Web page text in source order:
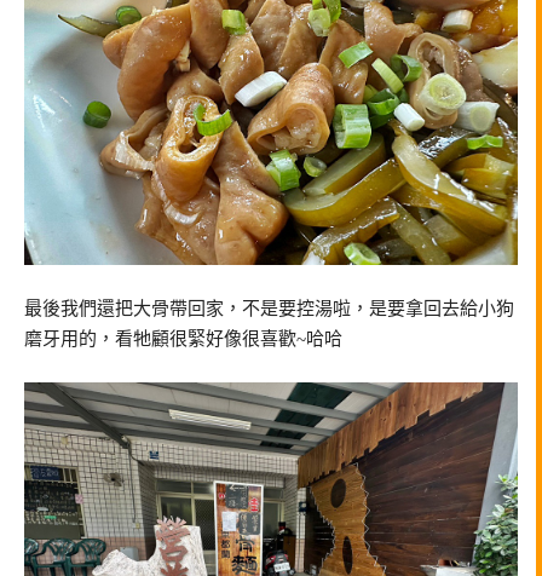
最後我們還把大骨帶回家，不是要控湯啦，是要拿回去給小狗
磨牙用的，看牠顧很緊好像很喜歡~哈哈